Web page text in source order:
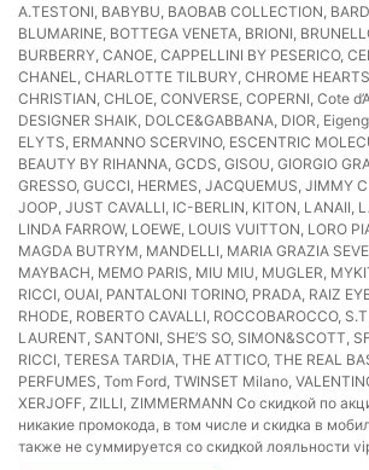
A.TESTONI, BABYBU, BAOBAB COLLECTION,
BLUMARINE, BOTTEGA VENETA, BRIONI,
BURBERRY, CANOE, CAPPELLINI BY PESERICO,
CHANEL, CHARLOTTE TILBURY, CHROME
CHRISTIAN, CHLOE, CONVERSE, COPERNI, Cote
DESIGNER SHAIK, DOLCE&GABBANA, DIOR,
ELYTS, ERMANNO SCERVINO, ESCENTRIC
BEAUTY BY RIHANNA, GCDS, GISOU, GIORGIO
GRESSO, GUCCI, HERMES, JACQUEMUS, JIMMY
JOOP, JUST CAVALLI, IC-BERLIN, KITON, LANAII,
LINDA FARROW, LOEWE, LOUIS VUITTON, LORO
MAGDA BUTRYM, MANDELLI, MARIA GRAZIA
MAYBACH, MEMO PARIS, MIU MIU, MUGLER,
RICCI, OUAI, PANTALONI TORINO, PRADA, RAIZ
RHODE, ROBERTO CAVALLI, ROCCOBAROCCO,
LAURENT, SANTONI, SHE’S SO, SIMON&SCOTT,
RICCI, TERESA TARDIA, THE ATTICO, THE REAL
PERFUMES, Tom Ford, TWINSET Milano,
XERJOFF, ZILLI, ZIMMERMANN Со скидкой по
никакие промокода, в том числе и скидка в
также не суммируется со скидкой лояльности